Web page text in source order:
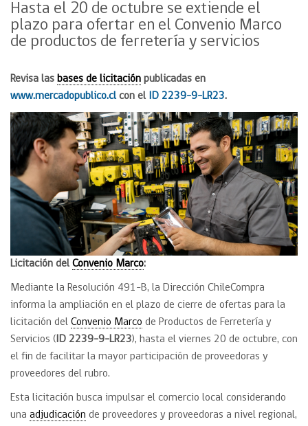
Hasta el 20 de octubre se extiende el
plazo para ofertar en el Convenio Marco
de productos de ferretería y servicios
Revisa las bases de licitación publicadas en
www.mercadopublico.clcon el ID 2239-9-LR23.
Licitación del Convenio Marco:
Mediante la Resolución 491-B, la Dirección ChileCompra
informa la ampliación en el plazo de cierre de ofertas para la
licitación del Convenio Marco de Productos de Ferretería y
Servicios ( ID 2239-9-LR23), hasta el viernes 20 de octubre, con
el fin de facilitar la mayor participación de proveedoras y
proveedores del rubro.
Esta licitación busca impulsar el comercio local considerando
una adjudicación de proveedores y proveedoras a nivel regional,